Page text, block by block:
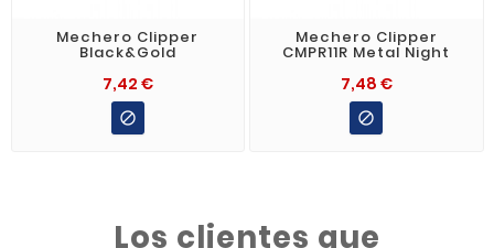
Mechero Clipper
Black&Gold
7,42 €

Mechero Clipper
CMPR11R Metal Night
7,48 €

Los clientes que